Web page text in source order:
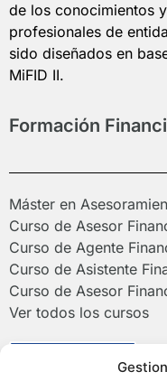
de los conocimientos
profesionales de
sido diseñados en
MiFID II.
Formación
Máster en
Curso de Asesor
Curso de Agente
Curso de Asistente
Curso de Asesor
Ver todos los cursos